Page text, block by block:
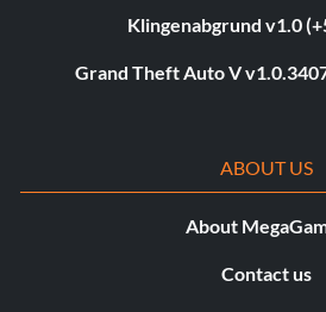
Klingenabgrund v1.0
Grand Theft Auto V
ABOUT US
About
Contact us